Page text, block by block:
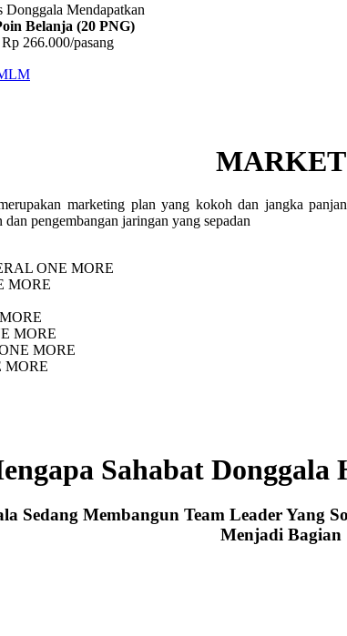
Donggala Mendapatkan
Belanja (20 PNG)
266.000/pasang
marketing plan yang kokoh dan jangka
pengembangan jaringan yang sepadan
ONE MORE
MORE
MORE
MORE
MORE
Sahabat
Sedang Membangun Team Leader
Menjadi Bagian